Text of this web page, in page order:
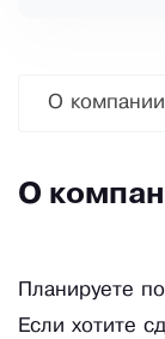
О компании
О
Планируете
Если хотите